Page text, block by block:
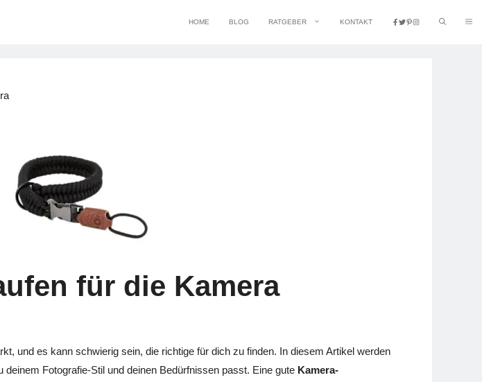
HOME BLOG RATGEBER KONTAKT
für die Kamera
und es kann schwierig sein, die richtige für dich zu finden. In diesem Artikel werden
Fotografie-Stil und deinen Bedürfnissen passt. Eine gute Kamera-